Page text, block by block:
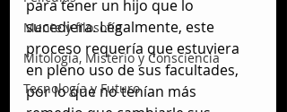
Mente y filosofía
Mitología, Misterio y Consciencia
Tecnología y Futuro
para tener un hijo que lo
sucediera. Legalmente, este
proceso requería que estuviera
en pleno uso de sus facultades,
por lo que no tenían más